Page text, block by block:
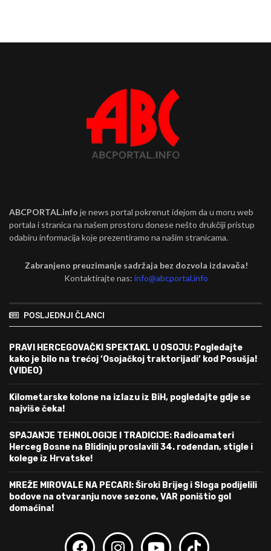
ABCPORTAL.info je news portal pokrenut idejom da u moru web
portala i stranica na našem prostoru donese nešto drukčiji pristup
odabiru informacija koje prezentiramo na našim stranicama.
Zabranjeno preuzimanje sadržaja bez dozvola izdavača!
Kontaktirajte nas:info@abcportal.info
POSLJEDNJI ČLANCI
PRAVI HERCEGOVAČKI SPEKTAKL U OSOJU: Pogledajte
kako je bilo na trećoj ‘Osojačkoj traktorijadi’ kod Posušja!
(VIDEO)
Kilometarske kolone na izlazu iz BiH, pogledajte gdje se
najviše čeka!
SPAJANJE TEHNOLOGIJE I TRADICIJE: Radioamateri
Herceg Bosne na Blidinju proslavili 34. rođendan, stigle i
kolege iz Hrvatske!
MREŽE MIROVALE NA PECARI: Široki Brijeg i Sloga podijelili
bodove na otvaranju nove sezone, VAR poništio gol
domaćina!